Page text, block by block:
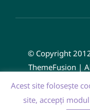
© Copyright
ThemeFusion |
Acest site foloseşte
site, accepți